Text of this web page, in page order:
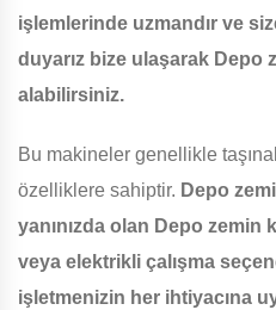
işlemlerinde uzmandır ve
duyarız bize ulaşarak Depo
alabilirsiniz.
Bu makineler genellikle
özelliklere sahiptir. Depo
yanınızda olan Depo zemin
veya elektrikli çalışma
işletmenizin her ihtiyacına